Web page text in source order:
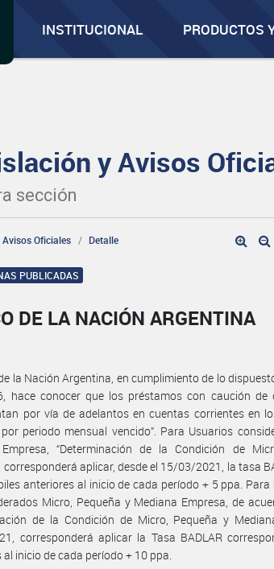
INSTITUCIONAL PRODUCTOS
y Avisos
sección
Avisos Oficiales Detalle
PUBLICADAS
DE LA NACIÓN ARGENTINA
la Nación Argentina, en cumplimiento de lo
hace conocer que los préstamos con caución de
por vía de adelantos en cuentas corrientes en
por periodo mensual vencido”. Para Usuarios
“Determinación de la Condición de
corresponderá aplicar, desde el 15/03/2021, la tasa
anteriores al inicio de cada período + 5 ppa. Para
Micro, Pequeña y Mediana Empresa, de
de la Condición de Micro, Pequeña y
corresponderá aplicar la Tasa BADLAR
inicio de cada período + 10 ppa.